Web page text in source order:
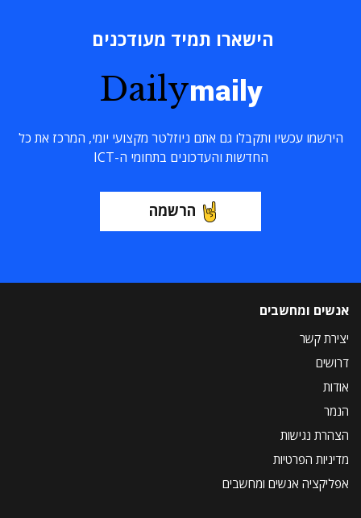
הישארו תמיד מעודכנים
Dailymaily
הירשמו עכשיו ותקבלו גם אתם ניוזלטר מקצועי יומי, המרכז את כל
החדשות והעדכונים בתחומי ה-ICT
הרשמה
אנשים ומחשבים
יצירת קשר
דרושים
אודות
הנמר
הצהרת נגישות
מדיניות הפרטיות
אפליקציה אנשים ומחשבים